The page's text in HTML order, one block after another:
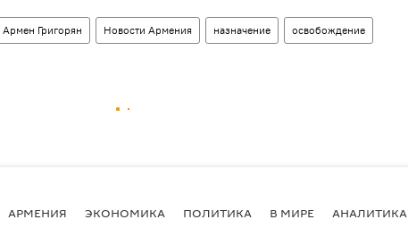
Армен Григорян Новости Армения назначение освобождение
АРМЕНИЯ ЭКОНОМИКА ПОЛИТИКА В МИРЕ АНАЛИТИКА